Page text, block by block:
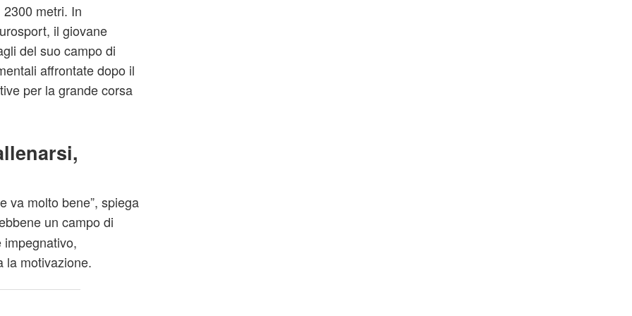
metri. In
il giovane
del suo campo di
affrontate dopo il
per la grande corsa
va molto bene”, spiega
un campo di
la motivazione.